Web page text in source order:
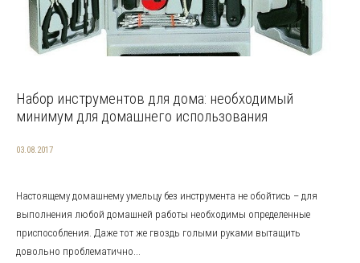
Набор инструментов для дома: необходимый
минимум для домашнего использования
03.08.2017
Настоящему домашнему умельцу без инструмента не обойтись – для
выполнения любой домашней работы необходимы определенные
приспособления. Даже тот же гвоздь голыми руками вытащить
довольно проблематично...